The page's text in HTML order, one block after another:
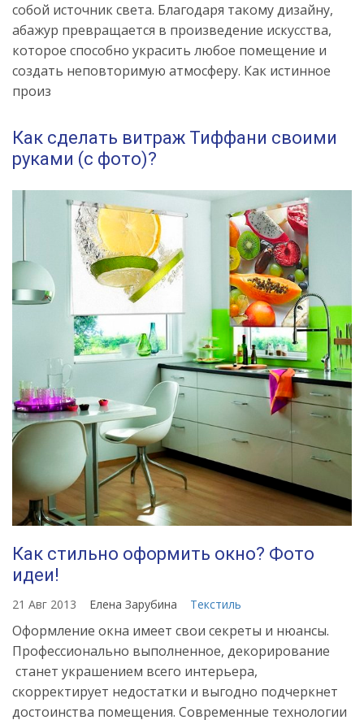
собой источник света. Благодаря такому дизайну,
абажур превращается в произведение искусства,
которое способно украсить любое помещение и
создать неповторимую атмосферу. Как истинное
произ
Как сделать витраж Тиффани своими
руками (с фото)?
Как стильно оформить окно? Фото
идеи!
21 Авг 2013 Елена Зарубина Текстиль
Оформление окна имеет свои секреты и нюансы.
Профессионально выполненное, декорирование
станет украшением всего интерьера,
скорректирует недостатки и выгодно подчеркнет
достоинства помещения. Современные технологии